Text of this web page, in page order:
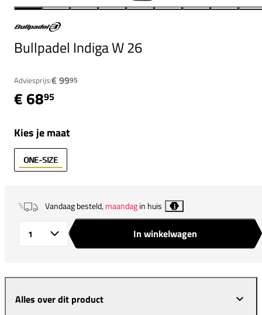
Bullpadel Indiga W 26
Adviesprijs:€ 9995
€ 6895
Kies je maat
ONE-SIZE
Vandaag besteld,maandagin huis i
In winkelwagen
Alles over dit product